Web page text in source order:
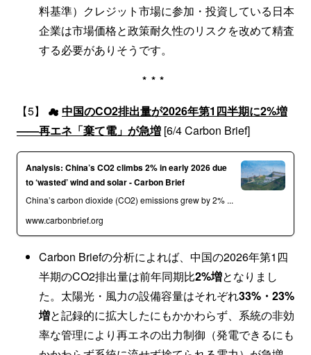
料基準）クレジット市場に参加・投資している日本
企業は市場価格と政策耐久性のリスクを改めて精査
する必要がありそうです。
***
【5】 ☁ 中国のCO2排出量が2026年第1四半期に2%増
——再エネ「棄て電」が急増 [6/4 Carbon Brief]
Analysis: China’s CO2 climbs 2% in early 2026 due
to ‘wasted’ wind and solar - Carbon Brief
China’s carbon dioxide (CO2) emissions grew by 2% ...
www.carbonbrief.org
Carbon Briefの分析によれば、中国の2026年第1四
半期のCO2排出量は前年同期比2%増となりまし
た。太陽光・風力の設備容量はそれぞれ33%・23%
増と記録的に拡大したにもかかわらず、系統の非効
率な管理により再エネの出力制御（発電できるにも